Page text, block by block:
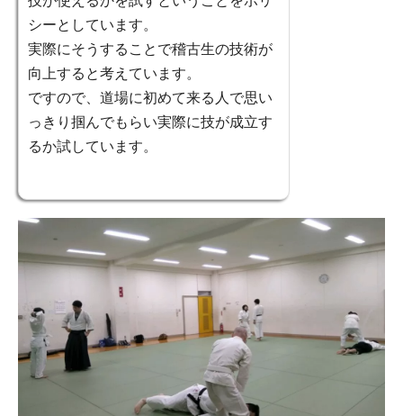
シーとしています。
実際にそうすることで稽古生の技術が
向上すると考えています。
ですので、道場に初めて来る人で思い
っきり掴んでもらい実際に技が成立す
るか試しています。